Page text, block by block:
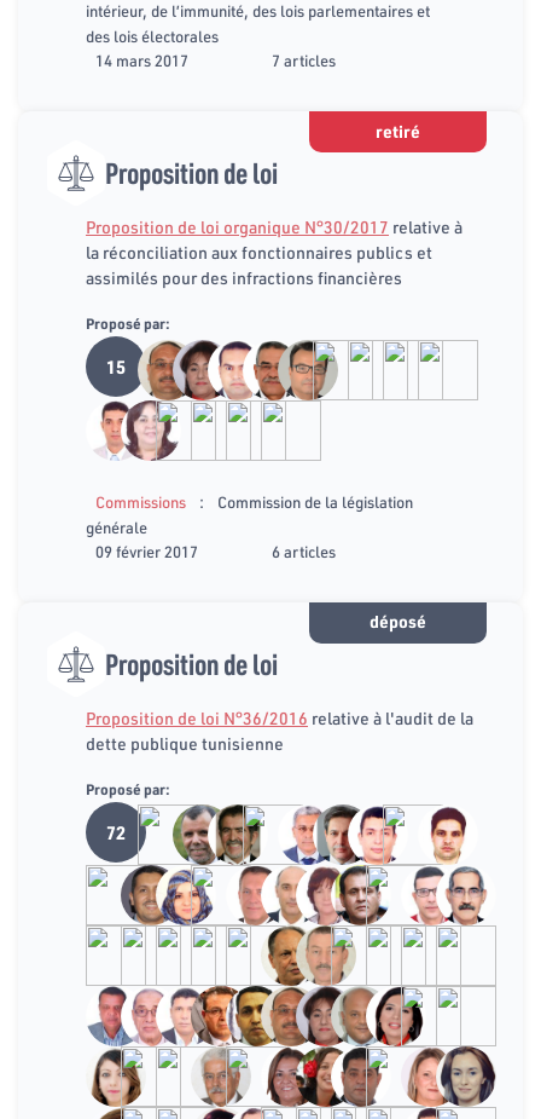
intérieur, de l’immunité, des lois parlementaires et
des lois électorales
14 mars 2017
7 articles
retiré
Proposition de loi
Proposition de loi organique N°30/2017 relative à
la réconciliation aux fonctionnaires publics et
assimilés pour des infractions financières
Proposé par:
15
Commissions :
Commission de la législation
générale
09 février 2017
6 articles
déposé
Proposition de loi
Proposition de loi N°36/2016 relative à l'audit de la
dette publique tunisienne
Proposé par:
72